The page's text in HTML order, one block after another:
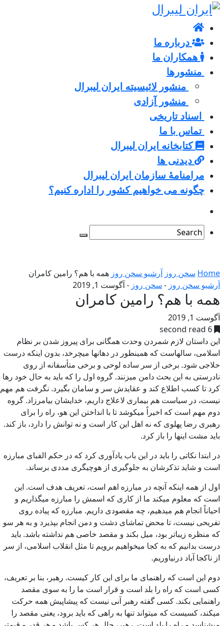
درباره ما
همکاران ما
منشورها
منشور لائیسیته ایران لیبرال
منشور آزادی
اسناد تاریخی
تماس با ما
کتابخانه ایران لیبرال
دیدنی ها
مرامنامۀ سازمان ایران لیبرال
چگونه می خواهیم کشور را اداره کنیم؟
Home سخن روز آرشیو سخن روز همه با هم؟ رامین کامران
آرشیو سخن روز - سخن روز -آگوست 1, 2019
همه با هم؟ رامین کامران
آگوست 1, 2019
6 second read
این داستان لازم شمردن وحدت همگانی برای پیروز شدن بر نظام
اسلامی، سالهاست که همینطور در دهانها میچرخد، بدون اینکه درست
حلاجی شود. برخی از سر ساده لوحی و برخی متأسفانه از روی
نادرستی به این بحث دامن میزنند. گروه اول را که باید به حال خود رها
کرد تا کسب اطلاع کند و عقایدش سر و سامان بگیرد. نگرفت هم مهم
نیست، در سیاست هم بیماری لاعلاج داریم، خدایشان بیامرزاد. گروه
دوم مهم است که اخیراً میکوشد تا با انداختن این هو، راه را برای
رهبری رضا پهلوی که نه اهل این کار است و نه توانش را دارد، باز کند.
باید مشت اینها را باز کرد.
در ابتدا نکاتی را باید در این باب یادآوری کرد که در حکم الفبای مبارزه
است و شاید تذکرشان به جلوگیری از هوچیگری مددی برساند.
اول از همه اینکه آنچه در مبارزه اهم است، تعریف هدف است. این
است که معلوم میکند ما از کاری که اسمش را مبارزه میگذاریم و
احیاناً انجام هم میدهیم، چه مقصودی داریم. مبارزه که پیاده روی
تفریحی نیست، تا محض تماشای دشت و دمن انجام بپذیرد و به هر سو
که منظره زیباتر بود، میل بکند و مقصد خاصی هم نداشته باشد. باید
درست بدانیم که به کجا میخواهیم برویم تا مثل انقلاب اسلامی، از سر
از ناکجا آباد درنیاوریم.
دوم این است که راهنمای ما برای این کار کیست. رهبر، بنا بر تعریف،
کسی است که راه را بلد است و قرار است ما را به سوی مقصد
راهنمایی بکند. کسی گفته رهبر آنی نیست که پیشاپیش همه حرکت
میکند، کسیست که میتواند تنها به راهی که باید برود، یعنی مقصد را